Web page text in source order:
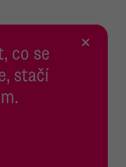
co se
stačí
×